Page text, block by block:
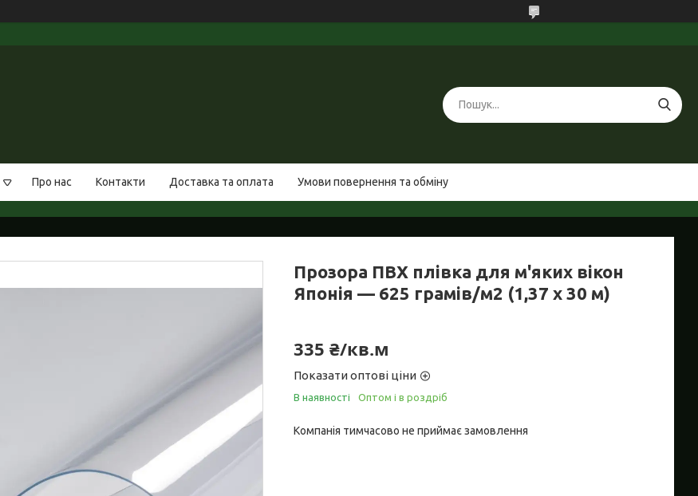
Про нас Контакти Доставка та оплата Умови повернення та обміну
Прозора ПВХ плівка для м'яких вікон
Японія — 625 грамів/м2 (1,37 х 30 м)
335 ₴/кв.м
Показати оптові ціни
В наявності Оптом і в роздріб
Компанія тимчасово не приймає замовлення